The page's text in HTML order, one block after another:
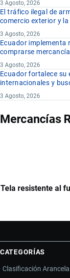
3 Agosto, 2026
El tráfico ilegal de
comercio exterior y
3 Agosto, 2026
Ecuador implementa
comprarse
3 Agosto, 2026
Ecuador fortalece su
internacionales y
3 Agosto, 2026
Mercancías
Tela resistente al
CATEGORÍAS
Clasificación